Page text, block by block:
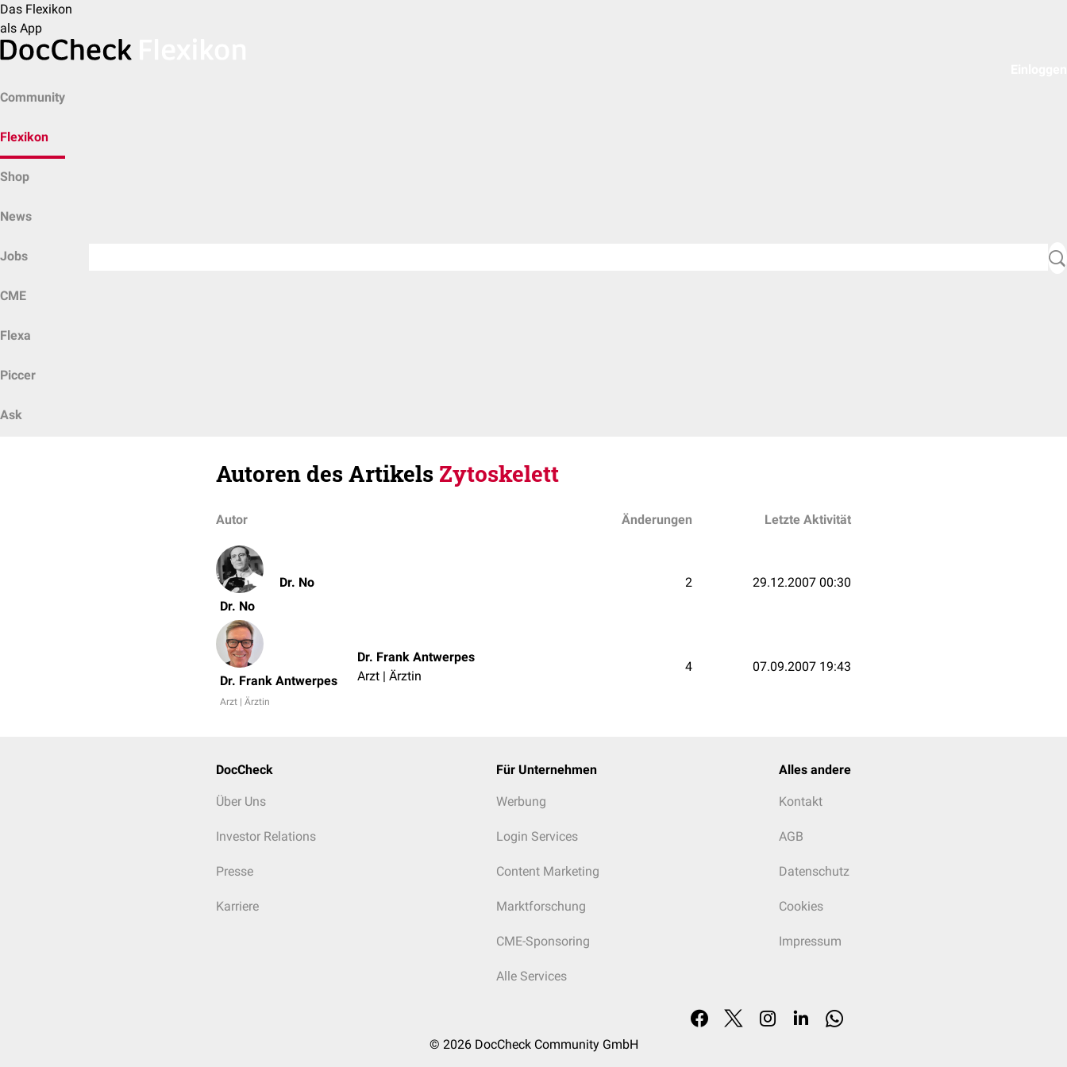
Das Flexikon
als App
Community
Flexikon
Shop
News
Jobs
CME
Flexa
Piccer
Ask
Autoren des Artikels Zytoskelett
Autor Änderungen Letzte Aktivität
Dr. No
Dr. No 2 29.12.2007 00:30
Dr. Frank Antwerpes
Arzt | Ärztin
Dr. Frank Antwerpes
Arzt | Ärztin
4 07.09.2007 19:43
DocCheck
Über Uns
Investor Relations
Presse
Karriere
Für Unternehmen
Werbung
Login Services
Content Marketing
Marktforschung
CME-Sponsoring
Alle Services
Alles andere
Kontakt
AGB
Datenschutz
Cookies
Impressum
© 2026 DocCheck Community GmbH